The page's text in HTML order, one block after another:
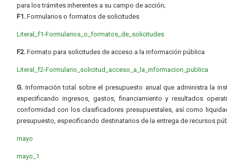
para los trámites inherentes a su campo de acción;
F1. Formularios o formatos de solicitudes
Literal_f1-Formularios_o_formatos_de_solicitudes
F2. Formato para solicitudes de acceso a la información pública
Literal_f2-Formulario_solicitud_acceso_a_la_informacion_publica
G. Información total sobre el presupuesto anual que administra la
especificando ingresos, gastos, financiamiento y resultados
conformidad con los clasificadores presupuestales, así como
presupuesto, especificando destinatarios de la entrega de recursos
mayo
mayo_1